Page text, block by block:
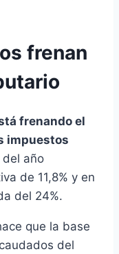
frenan
frenando el
impuestos
del año
de 11,8% y en
del 24%.
que la base
del